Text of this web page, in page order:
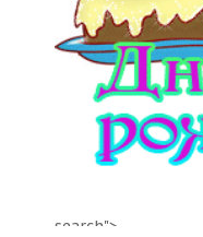
search">